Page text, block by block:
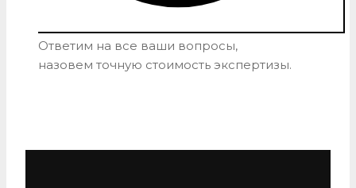
Ответим на все ваши вопросы,
назовем точную стоимость экспертизы.